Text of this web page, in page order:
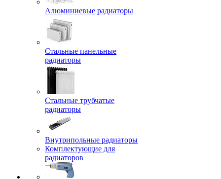
Алюминиевые радиаторы
Стальные панельные
радиаторы
Стальные трубчатые
радиаторы
Внутрипольные радиаторы
Комплектующие для
радиаторов